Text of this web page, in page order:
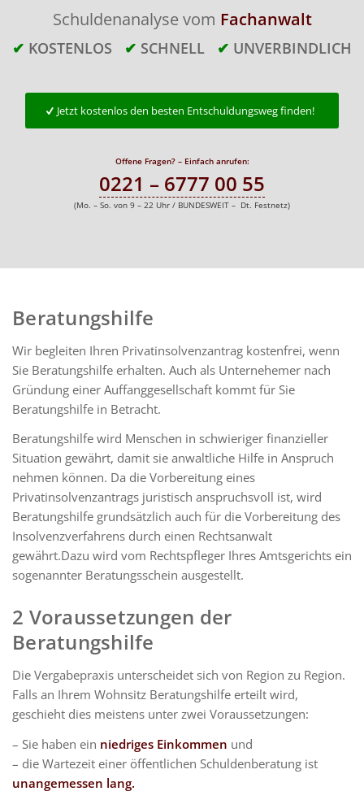
Schuldenanalyse vom Fachanwalt
✔ KOSTENLOS ✔ SCHNELL ✔ UNVERBINDLICH
Jetzt kostenlos den besten Entschuldungsweg finden!
Offene Fragen? – Einfach anrufen:
0221 – 6777 00 55
(Mo. – So. von 9 – 22 Uhr / BUNDESWEIT – Dt. Festnetz)
Beratungshilfe
Wir begleiten Ihren Privatinsolvenzantrag kostenfrei, wenn
Sie Beratungshilfe erhalten. Auch als Unternehemer nach
Gründung einer Auffanggesellschaft kommt für Sie
Beratungshilfe in Betracht.
Beratungshilfe wird Menschen in schwieriger finanzieller
Situation gewährt, damit sie anwaltliche Hilfe in Anspruch
nehmen können. Da die Vorbereitung eines
Privatinsolvenzantrags juristisch anspruchsvoll ist, wird
Beratungshilfe grundsätzlich auch für die Vorbereitung des
Insolvenzverfahrens durch einen Rechtsanwalt
gewährt.Dazu wird vom Rechtspfleger Ihres Amtsgerichts ein
sogenannter Beratungsschein ausgestellt.
2 Voraussetzungen der
Beratungshilfe
Die Vergabepraxis unterscheidet sich von Region zu Region.
Falls an Ihrem Wohnsitz Beratungshilfe erteilt wird,
geschieht dies meistens unter zwei Voraussetzungen:
– Sie haben ein niedriges Einkommen und
– die Wartezeit einer öffentlichen Schuldenberatung ist
unangemessen lang.